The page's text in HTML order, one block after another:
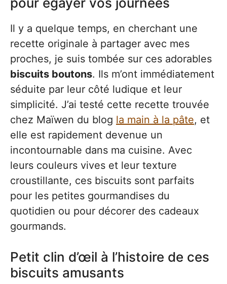
Il y a quelque temps, en cherchant une
recette originale à partager avec mes
proches, je suis tombée sur ces adorables
biscuits boutons. Ils m’ont immédiatement
séduite par leur côté ludique et leur
simplicité. J’ai testé cette recette trouvée
chez Maïwen du blog la main à la pâte, et
elle est rapidement devenue un
incontournable dans ma cuisine. Avec
leurs couleurs vives et leur texture
croustillante, ces biscuits sont parfaits
pour les petites gourmandises du
quotidien ou pour décorer des cadeaux
gourmands.
Petit clin d’œil à l’histoire de ces
biscuits amusants